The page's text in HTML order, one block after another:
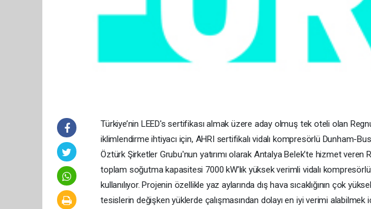
Türkiye’nin LEED's sertifikası almak üzere aday olmuş tek oteli olan
iklimlendirme ihtiyacı için, AHRI sertifikalı vidalı kompresörlü Dunham-
Öztürk Şirketler Grubu'nun yatırımı olarak Antalya Belek’te hizmet veren
toplam soğutma kapasitesi 7000 kW’lık yüksek verimli vidalı
kullanılıyor. Projenin özellikle yaz aylarında dış hava sıcaklığının çok
tesislerin değişken yüklerde çalışmasından dolayı en iyi verimi alabilmek